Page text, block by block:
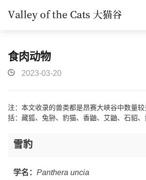
食肉动物
2023-03-20
注：本文收录的兽类都是昂赛大峡谷中数量
括：藏狐、兔狲、豹猫、香鼬、艾鼬、石貂、
雪豹
学名： Panthera uncia